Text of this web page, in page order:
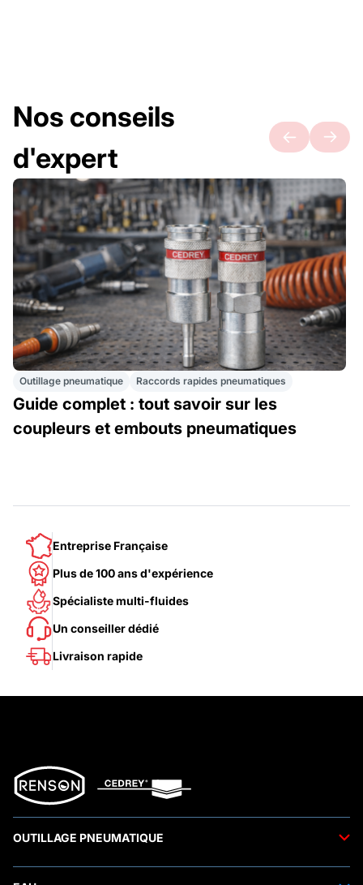
Nos conseils
d'expert
Outillage pneumatique Raccords rapides pneumatiques
Guide complet : tout savoir sur les
coupleurs et embouts pneumatiques
Entreprise Française
Plus de 100 ans d'expérience
Spécialiste multi-fluides
Un conseiller dédié
Livraison rapide
OUTILLAGE PNEUMATIQUE